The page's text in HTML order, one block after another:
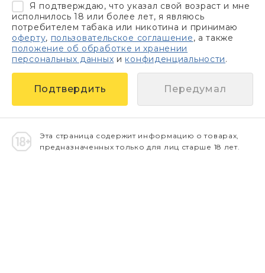
Я подтверждаю, что указал свой возраст и мне
исполнилось 18 или более лет, я являюсь
потребителем табака или никотина и принимаю
оферту, пользовательское соглашение, а также
положение об обработке и хранении
персональных данных и конфиденциальности.
Передумал
Эта страница содержит информацию о товарах,
предназначенных только для лиц старше 18 лет.